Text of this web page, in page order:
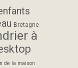
Bretagne
à
de la maison